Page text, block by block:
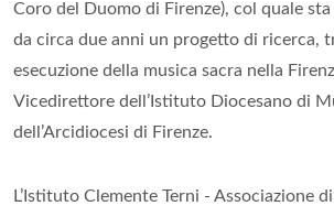
Coro del Duomo di Firenze), col quale
da circa due anni un progetto di ricerca,
esecuzione della musica sacra nella
Vicedirettore dell’Istituto Diocesano di
dell’Arcidiocesi di Firenze.
L’Istituto Clemente Terni - Associazione